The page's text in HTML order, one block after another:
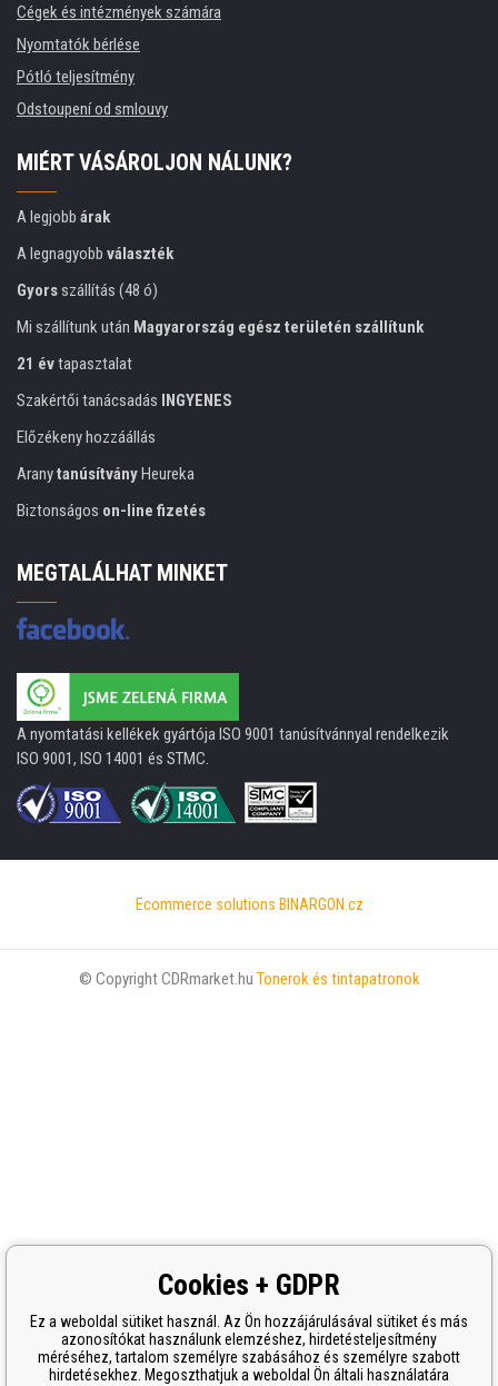
Cégek és intézmények számára
Nyomtatók bérlése
Pótló teljesítmény
Odstoupení od smlouvy
MIÉRT VÁSÁROLJON NÁLUNK?
A legjobb árak
A legnagyobb választék
Gyorsszállítás (48 ó)
Mi szállítunk után Magyarország egész területén szállítunk
21 évtapasztalat
Szakértői tanácsadás INGYENES
Előzékeny hozzáállás
AranytanúsítványHeureka
Biztonságos on-line fizetés
MEGTALÁLHAT MINKET
A nyomtatási kellékek gyártója ISO 9001 tanúsítvánnyal rendelkezik
ISO 9001, ISO 14001 és STMC.
Ecommerce solutions BINARGON.cz
© Copyright CDRmarket.hu Tonerok és tintapatronok
Cookies + GDPR
Ez a weboldal sütiket használ. Az Ön hozzájárulásával sütiket és más
azonosítókat használunk elemzéshez, hirdetésteljesítmény
méréséhez, tartalom személyre szabásához és személyre szabott
hirdetésekhez. Megoszthatjuk a weboldal Ön általi használatára